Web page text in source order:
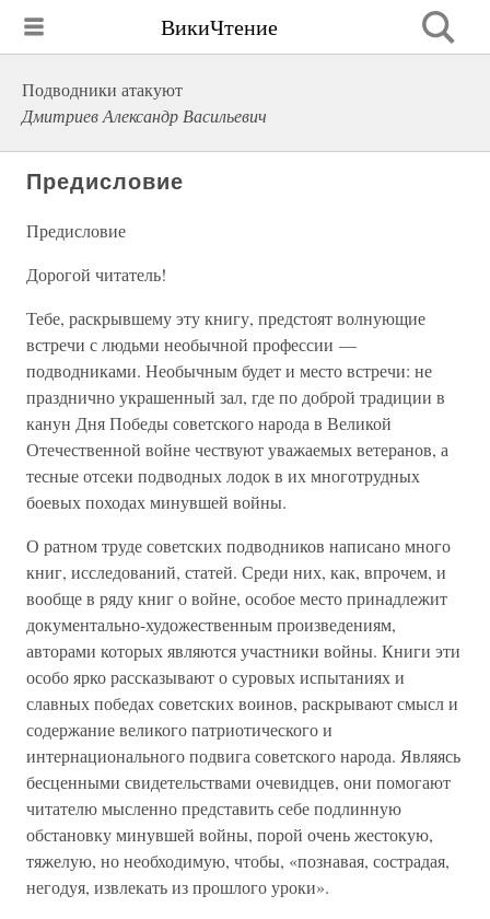
ВикиЧтение
Подводники атакуют
Дмитриев Александр Васильевич
Предисловие
Предисловие
Дорогой читатель!
Тебе, раскрывшему эту книгу, предстоят волнующие
встречи с людьми необычной профессии —
подводниками. Необычным будет и место встречи: не
празднично украшенный зал, где по доброй традиции в
канун Дня Победы советского народа в Великой
Отечественной войне чествуют уважаемых ветеранов, а
тесные отсеки подводных лодок в их многотрудных
боевых походах минувшей войны.
О ратном труде советских подводников написано много
книг, исследований, статей. Среди них, как, впрочем, и
вообще в ряду книг о войне, особое место принадлежит
документально-художественным произведениям,
авторами которых являются участники войны. Книги эти
особо ярко рассказывают о суровых испытаниях и
славных победах советских воинов, раскрывают смысл и
содержание великого патриотического и
интернационального подвига советского народа. Являясь
бесценными свидетельствами очевидцев, они помогают
читателю мысленно представить себе подлинную
обстановку минувшей войны, порой очень жестокую,
тяжелую, но необходимую, чтобы, «познавая, сострадая,
негодуя, извлекать из прошлого уроки».